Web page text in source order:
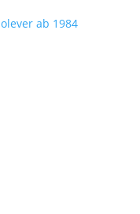
ab 1984